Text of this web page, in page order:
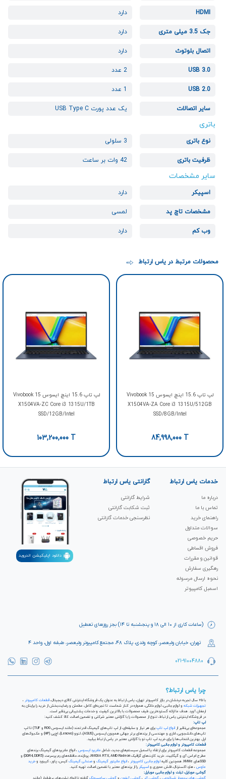
HDMI دارد
جک 3.5 میلی متری دارد
اتصال بلوتوث دارد
USB 3.0 2 عدد
USB 2.0 1 عدد
سایر اتصالات یک عدد پورت USB Type C
باتری
نوع باتری 3 سلولی
ظرفیت باتری 42 وات بر ساعت
سایر مشخصات
اسپیکر دارد
مشخصات تاچ پد لمسی
وب کم دارد
محصولات مرتبط در یاس ارتباط
لپ تاپ 15.6 اینچ ایسوس Vivobook 15
X1504VA-ZA Core i3 1315U/512GB
SSD/8GB/Intel
84,998,000T
لپ تاپ 15.6 اینچ ایسوس Vivobook 15
X1504VA-ZC Core i3 1315U/1TB
SSD/12GB/Intel
103,200,000 T
(ساعات کاری از ۱۰ الی ۱۸ و پنجشنبه تا ۱۴) بجز روزهای تعطیل
تهران، خیابان ولیعصر، کوچه ولدی، پلاک ۴۸، مجتمع کامپیوتر ولیعصر، طبقه اول، واحد ۴
021-91004880
خدمات یاس ارتباط
درباره ما
تماس با ما
راهنمای خرید
سوالات متداول
حریم خصوصی
فروش اقساطی
قوانین و مقررات
رهگیری سفارش
نحوه ارسال مرسوله
اسمبل کامپیوتر
گارانتی یاس ارتباط
شرایط گارانتی
ثبت شکابت‌ گارانتی
نظرسنجی خدمات گارانتی
دانلود اپلیکیشن اندروید
چرا یاس ارتباط؟
با ۲۵ سال تجربه درخشان در بازار کامپیوتر تهران، یاس ارتباط به عنوان یک فروشگاه اینترنتی کالای دیجیتال، قطعات کامپیوتر
تجهیزات شبکه
و لوازم جانبی، لوازم خانگی، همواره در کنار شماست تا تجربه‌ای کامل، مطمئن و رضایت‌بخش از خرید را برایتان به
ارمغان آورد. هدف ما ارائه گسترده‌ترین طیف محصولات با بالاترین کیفیت و خدمات پشتیبانی بی‌نظیر است.
در فروشگاه اینترنتی یاس ارتباط، تنوع از محصولات را با گارانتی معتبر شرکتی و تضمین اصالت کالا کشف کنید:
لپ تاپ:
مجموعه‌ای بی‌نظیر از انواع لپ تاپ
برای هر نیاز و سلیقه‌ای، از لپ تاپ‌های گیمینگ قدرتمند (مانند ایسوس ROG و TUF) تا لپ
تاپ‌های دانشجویی، اداری و مهندسی از برندهای برتر جهانی همچون ایسوس (ASUS)، لنوو (Lenovo)، اچ‌پی (HP) و مک‌بوک‌های
اپل. بهترین انتخاب‌ها را برای خرید لپ تاپ نو با گارانتی معتبر در یاس ارتباط بیابید.
قطعات کامپیوتر و لوازم جانبی کامپیوتر:
مجموعه قطعات کامپیوتر برای ارتقاء یا اسمبل سیستم‌های جدید، شامل مادربرد ایسوس ، انواع مادربردهای گیمینگ برندهای
مطرح ام اس آی و گیگابیت. خرید کارت‌های گرافیک NVIDIA RTX, AMD Radeon، پردازنده‌، حافظه‌های رم پرسرعت (DDR4, DDR5) و
SSDهای NVMe. همچنین کلیه
لوازم جانبی کامپیوتر انواع مانیتور گیمینگ صندلی گیمینگ
خرید
ماوس
اسپیکر
گوشی موبایل، تبلت و لوازم جانبی موبایل: